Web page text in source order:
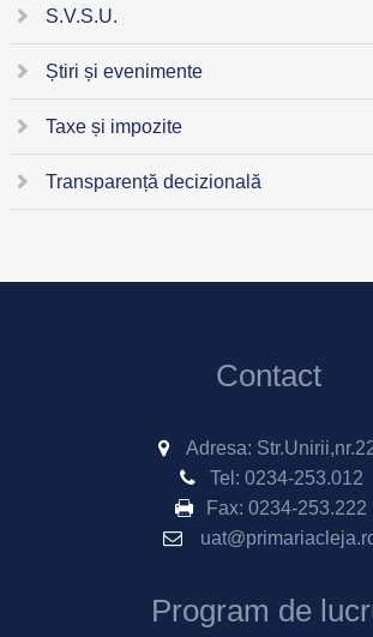
S.V.S.U.
Știri și evenimente
Taxe și impozite
Transparență decizională
Contact
Adresa:
Tel: 0234-253.012
Fax: 0234-253.222
Program de